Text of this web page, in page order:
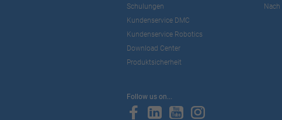
Schulungen
Kundenservice DMC
Kundenservice Robotics
Download Center
Produktsicherheit
Nach
Follow us on...